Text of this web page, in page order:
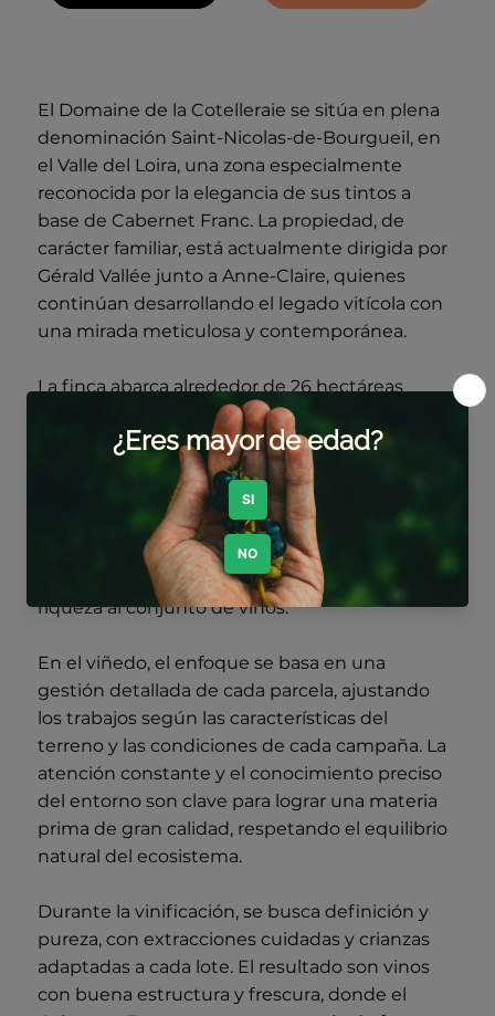
El Domaine de la Cotelleraie se sitúa en plena
denominación Saint-Nicolas-de-Bourgueil, en
el Valle del Loira, una zona especialmente
reconocida por la elegancia de sus tintos a
base de Cabernet Franc. La propiedad, de
carácter familiar, está actualmente dirigida por
Gérald Vallée junto a Anne-Claire, quienes
continúan desarrollando el legado vitícola con
una mirada meticulosa y contemporánea.
La finca abarca alrededor de 26 hectáreas
distribuidas en un mosaico de parcelas con
naturalezas muy distintas. Se alternan terrazas
de gravas, laderas con presencia de sílex y
bases calcáreas, así como zonas de cantos
rodados en el valle. Esta diversidad permite
obtener múltiples perfiles dentro de una
misma variedad, aportando complejidad y
riqueza al conjunto de vinos.
En el viñedo, el enfoque se basa en una
gestión detallada de cada parcela, ajustando
los trabajos según las características del
terreno y las condiciones de cada campaña. La
atención constante y el conocimiento preciso
del entorno son clave para lograr una materia
prima de gran calidad, respetando el equilibrio
natural del ecosistema.
Durante la vinificación, se busca definición y
pureza, con extracciones cuidadas y crianzas
adaptadas a cada lote. El resultado son vinos
con buena estructura y frescura, donde el